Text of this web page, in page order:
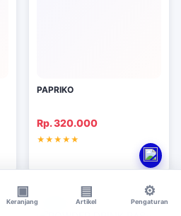
PAPRIKO
Rp. 320.000
Keranjang Artikel Pengaturan